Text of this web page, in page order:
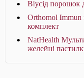
Віусід порошок
Orthomol Immun
комплект
NatHealth
желейні